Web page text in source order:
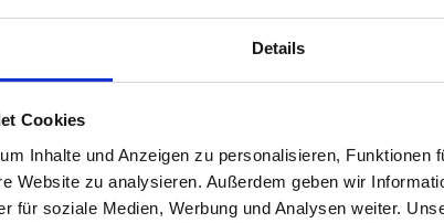
Details
Cookies
Inhalte und Anzeigen zu personalisieren, Funktionen
Website zu analysieren. Außerdem geben wir
für soziale Medien, Werbung und Analysen weiter.